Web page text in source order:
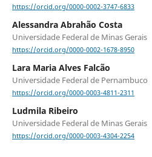
https://orcid.org/0000-0002-3747-6833
Alessandra Abrahão Costa
Universidade Federal de Minas Gerais
https://orcid.org/0000-0002-1678-8950
Lara Maria Alves Falcão
Universidade Federal de Pernambuco
https://orcid.org/0000-0003-4811-2311
Ludmila Ribeiro
Universidade Federal de Minas Gerais
https://orcid.org/0000-0003-4304-2254